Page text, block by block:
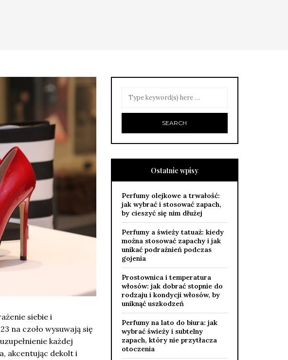
siebie i
na czoło wysuwają się
każdej
akcentując dekolt i
Ostatnie wpisy
Perfumy olejkowe a trwałość:
jak wybrać i stosować zapach,
by cieszyć się nim dłużej
Perfumy a świeży tatuaż: kiedy
można stosować zapachy i jak
unikać podrażnień podczas
gojenia
Prostownica i temperatura
włosów: jak dobrać stopnie do
rodzaju i kondycji włosów, by
uniknąć uszkodzeń
Perfumy na lato do biura: jak
wybrać świeży i subtelny
zapach, który nie przytłacza
otoczenia